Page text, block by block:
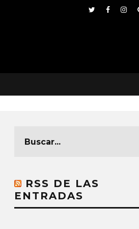
RSS DE LAS
ENTRADAS